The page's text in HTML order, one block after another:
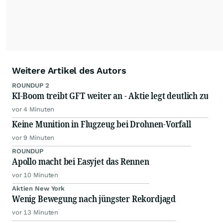
Weitere Artikel des Autors
ROUNDUP 2
KI-Boom treibt GFT weiter an - Aktie legt deutlich zu
vor 4 Minuten
Keine Munition in Flugzeug bei Drohnen-Vorfall
vor 9 Minuten
ROUNDUP
Apollo macht bei Easyjet das Rennen
vor 10 Minuten
Aktien New York
Wenig Bewegung nach jüngster Rekordjagd
vor 13 Minuten